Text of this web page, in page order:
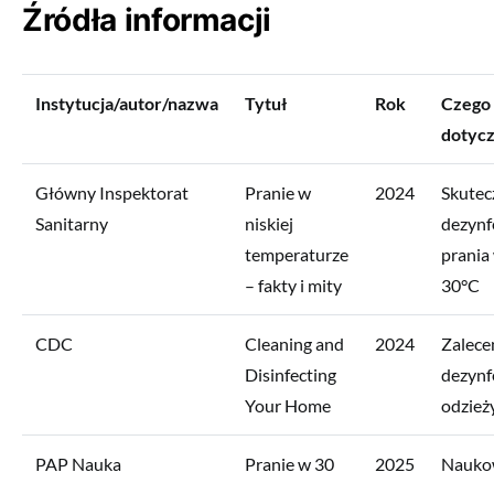
Źródła informacji
Instytucja/autor/nazwa Tytuł Rok
Czego
Główny Inspektorat
Sanitarny
Pranie w
niskiej
temperaturze
– fakty i mity
2024
prania
30°C
CDC
Cleaning and
Disinfecting
Your Home
2024
PAP Nauka
Pranie w 30
2025